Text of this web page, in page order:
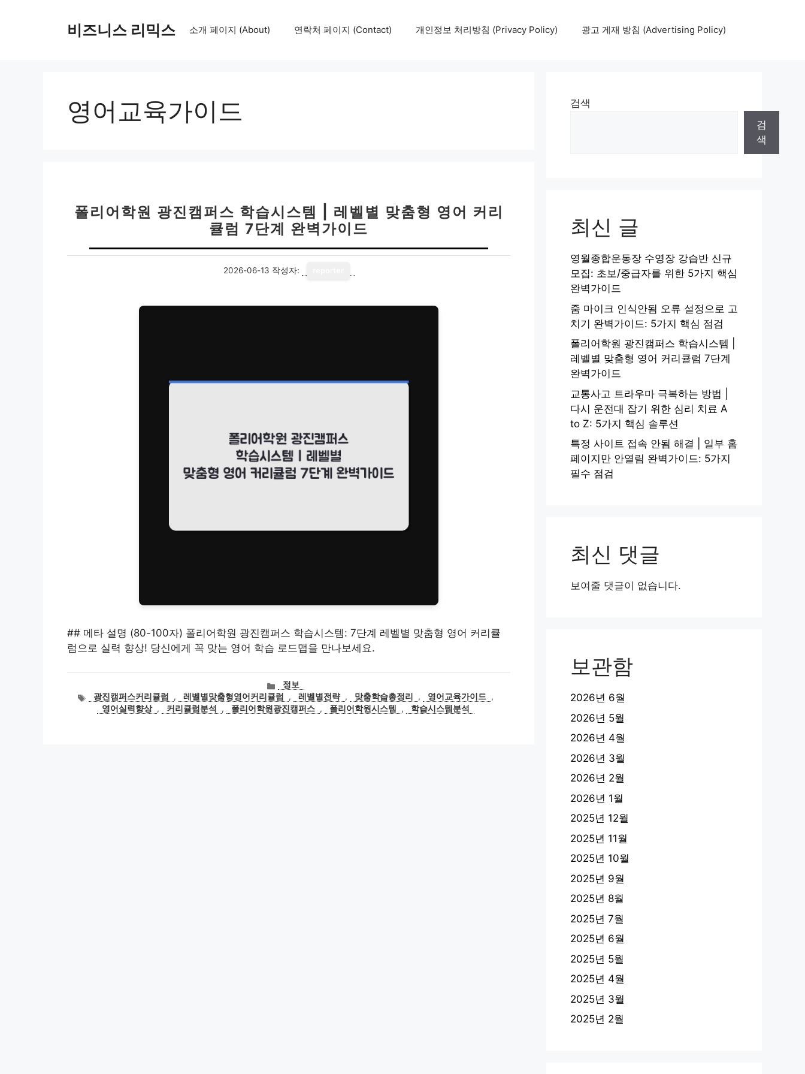
비즈니스 리믹스 소개 페이지 (About) 연락처 페이지 (Contact) 개인정보 처리방침 (Privacy Policy) 광고 게재 방침 (Advertising Policy)
영어교육가이드
폴리어학원 광진캠퍼스 학습시스템 | 레벨별 맞춤형 영어 커리
큘럼 7단계 완벽가이드
2026-06-13 작성자:
## 메타 설명 (80-100자) 폴리어학원 광진캠퍼스 학습시스템: 7단계 레벨별 맞춤형 영어 커리큘
럼으로 실력 향상! 당신에게 꼭 맞는 영어 학습 로드맵을 만나보세요.
카
테
고
정보
태광진캠퍼스커리큘럼 , 레벨별맞춤형영어커리큘럼 , 레벨별전략 , 맞춤학습총정리 , 영어교육가이드 ,
영어실력향상 , 커리큘럼분석 , 폴리어학원광진캠퍼스 , 폴리어학원시스템 , 학습시스템분석
검색
검
색
최신 글
영월종합운동장 수영장 강습반 신규
모집: 초보/중급자를 위한 5가지 핵심
완벽가이드
줌 마이크 인식안됨 오류 설정으로 고
치기 완벽가이드: 5가지 핵심 점검
폴리어학원 광진캠퍼스 학습시스템 |
레벨별 맞춤형 영어 커리큘럼 7단계
완벽가이드
교통사고 트라우마 극복하는 방법 |
다시 운전대 잡기 위한 심리 치료 A
to Z: 5가지 핵심 솔루션
특정 사이트 접속 안됨 해결 | 일부 홈
페이지만 안열림 완벽가이드: 5가지
필수 점검
최신 댓글
보여줄 댓글이 없습니다.
보관함
2026년 6월
2026년 5월
2026년 4월
2026년 3월
2026년 2월
2026년 1월
2025년 12월
2025년 11월
2025년 10월
2025년 9월
2025년 8월
2025년 7월
2025년 6월
2025년 5월
2025년 4월
2025년 3월
2025년 2월